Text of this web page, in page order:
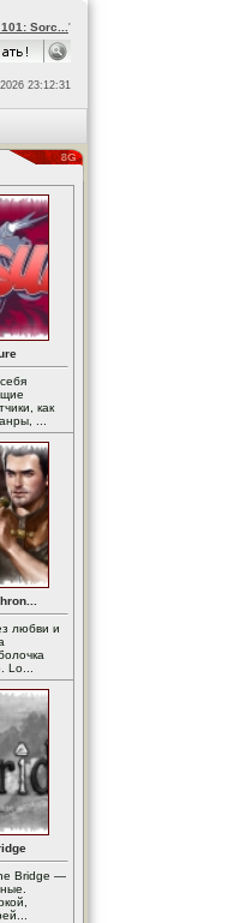
Sorc... '
23:12:31
как
...
любви и
Lo...
Bridge —